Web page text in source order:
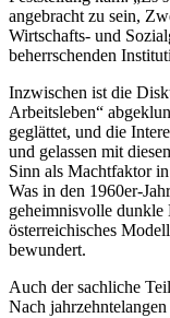
angebracht zu sein,
Wirtschafts- und
beherrschenden
Inzwischen ist die
Arbeitsleben“
geglättet, und die
und gelassen mit
Sinn als Machtfaktor
Was in den 1960er-
geheimnisvolle dunkle
österreichisches
bewundert.
Auch der sachliche
Nach